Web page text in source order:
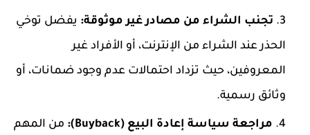
تجنب الشراء من مصادر غير موثوقة: يفضل توخي
الحذر عند الشراء من الإنترنت، أو الأفراد غير
المعروفين، حيث تزداد احتمالات عدم وجود ضمانات، أو
وثائق رسمية.
مراجعة سياسة إعادة البيع (Buyback):
من المهم